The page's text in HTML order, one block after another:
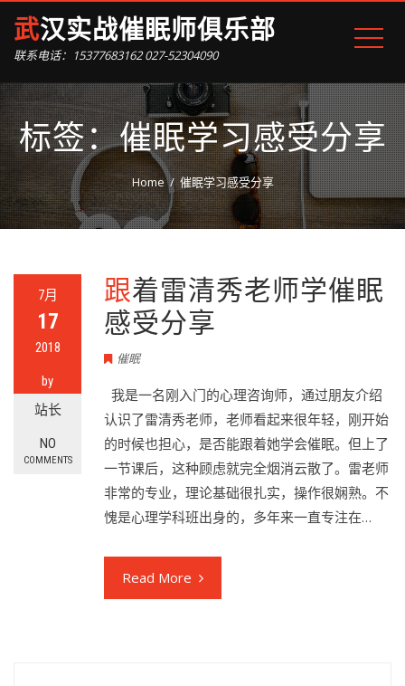
武汉实战催眠师俱乐部
联系电话：15377683162 027-52304090
标签：催眠学习感受分享
Home 催眠学习感受分享
7月
17
2018
by
站长
NO
COMMENTS
跟着雷清秀老师学催眠
感受分享
催眠
我是一名刚入门的心理咨询师，通过朋友介绍
认识了雷清秀老师，老师看起来很年轻，刚开始
的时候也担心，是否能跟着她学会催眠。但上了
一节课后，这种顾虑就完全烟消云散了。雷老师
非常的专业，理论基础很扎实，操作很娴熟。不
愧是心理学科班出身的，多年来一直专注在…
Read More